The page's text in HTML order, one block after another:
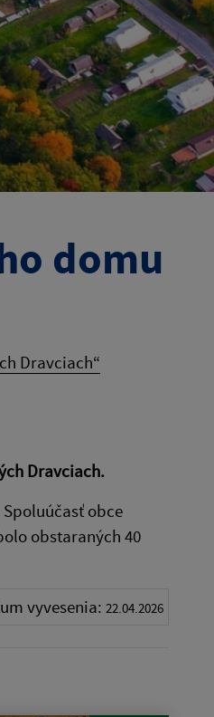
domu
Dravciach“
Dravciach.
obce
obstaraných 40
vyvesenia: 22.04.2026